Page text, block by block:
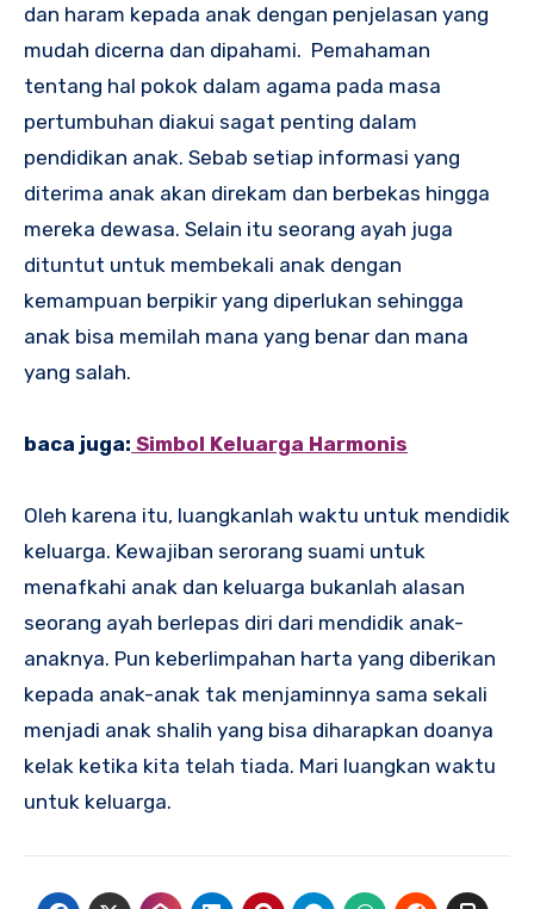
dan haram kepada anak dengan penjelasan yang
mudah dicerna dan dipahami. Pemahaman
tentang hal pokok dalam agama pada masa
pertumbuhan diakui sagat penting dalam
pendidikan anak. Sebab setiap informasi yang
diterima anak akan direkam dan berbekas hingga
mereka dewasa. Selain itu seorang ayah juga
dituntut untuk membekali anak dengan
kemampuan berpikir yang diperlukan sehingga
anak bisa memilah mana yang benar dan mana
yang salah.
baca juga: Simbol Keluarga Harmonis
Oleh karena itu, luangkanlah waktu untuk mendidik
keluarga. Kewajiban serorang suami untuk
menafkahi anak dan keluarga bukanlah alasan
seorang ayah berlepas diri dari mendidik anak-
anaknya. Pun keberlimpahan harta yang diberikan
kepada anak-anak tak menjaminnya sama sekali
menjadi anak shalih yang bisa diharapkan doanya
kelak ketika kita telah tiada. Mari luangkan waktu
untuk keluarga.